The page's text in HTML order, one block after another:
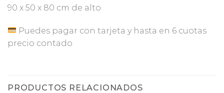
90 x 50 x 80 cm de alto
Puedes pagar con tarjeta y hasta en 6 cuotas
precio contado
PRODUCTOS RELACIONADOS